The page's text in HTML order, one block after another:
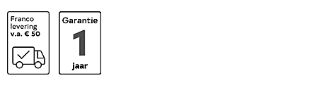
van whiteboards. Het enige wat je nodig hebt is een paar druppels
water of een beetje Legamaster Whiteboard en Glassboard Cleaner
op de MagicWipe-reinigingsdoek voor zwaardere vervuiling - en het
oppervlak van het board is in een mum van tijd weer glanzend. Een
Dubbelklik om in te zoomen